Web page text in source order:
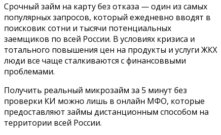
Срочный займ на карту без отказа — один из самых
популярных запросов, который ежедневно вводят в
поисковик сотни и тысячи потенциальных
заемщиков по всей России. В условиях кризиса и
тотального повышения цен на продукты и услуги ЖКХ
люди все чаще сталкиваются с финансоввыми
проблемами.
Получить реальный микрозайм за 5 минут без
проверки КИ можно лишь в онлайн МФО, которые
предоставляют займы дистанционным способом на
территории всей России.